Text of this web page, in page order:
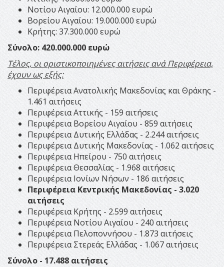
Νοτίου Αιγαίου: 12.000.000 ευρώ
Βορείου Αιγαίου: 19.000.000 ευρώ
Κρήτης: 37.300.000 ευρώ
Σύνολο: 420.000.000 ευρώ
Τέλος, οι οριστικοποιημένες αιτήσεις ανά Περιφέρεια,
έχουν ως εξής:
Περιφέρεια Ανατολικής Μακεδονίας και Θράκης -
1.461 αιτήσεις
Περιφέρεια Αττικής - 159 αιτήσεις
Περιφέρεια Βορείου Αιγαίου - 859 αιτήσεις
Περιφέρεια Δυτικής Ελλάδας - 2.244 αιτήσεις
Περιφέρεια Δυτικής Μακεδονίας - 1.062 αιτήσεις
Περιφέρεια Ηπείρου - 750 αιτήσεις
Περιφέρεια Θεσσαλίας - 1.968 αιτήσεις
Περιφέρεια Ιονίων Νήσων - 186 αιτήσεις
Περιφέρεια Κεντρικής Μακεδονίας - 3.020
αιτήσεις
Περιφέρεια Κρήτης - 2.599 αιτήσεις
Περιφέρεια Νοτίου Αιγαίου - 240 αιτήσεις
Περιφέρεια Πελοποννήσου - 1.873 αιτήσεις
Περιφέρεια Στερεάς Ελλάδας - 1.067 αιτήσεις
Σύνολο - 17.488 αιτήσεις